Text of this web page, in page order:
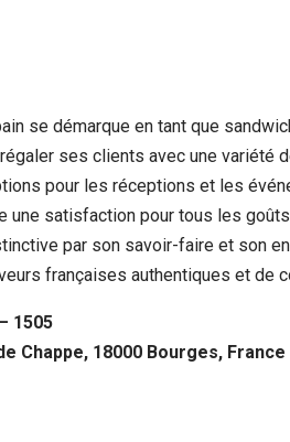
se démarque en tant que
régaler ses clients avec une
pour les réceptions et les
une satisfaction pour tous les
par son savoir-faire et son
françaises authentiques et de
1505
Chappe, 18000 Bourges, France